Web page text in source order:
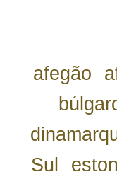
afegão
Sul